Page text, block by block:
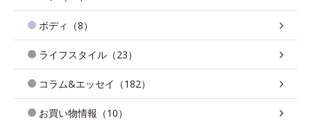
ボディ（8）
ライフスタイル（23）
コラム&エッセイ（182）
お買い物情報（10）